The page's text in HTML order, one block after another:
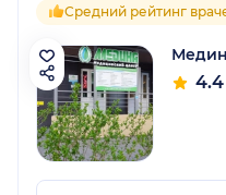
Средний рейтинг
4.4